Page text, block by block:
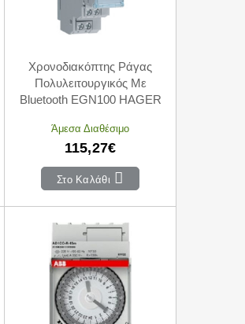
Χρονοδιακόπτης Ράγας
Πολυλειτουργικός Με
Bluetooth EGN100 HAGER
Άμεσα Διαθέσιμο
115,27€
Στο Καλάθι